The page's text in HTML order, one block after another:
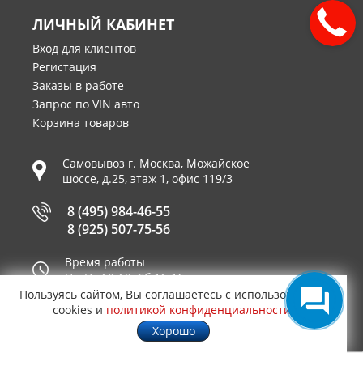
ЛИЧНЫЙ КАБИНЕТ
Вход для клиентов
Регистация
Заказы в работе
Запрос по VIN авто
Корзина товаров
Самовывоз г. Москва, Можайское
шоссе, д.25, этаж 1, офис 119/3
8 (495) 984-46-55
8 (925) 507-75-56
Время работы
Пн-Пт 10-19, Сб 11-16
Принимаем к оплате
Пользуясь сайтом, Вы соглашаетесь с использованием
cookies и политикой конфиденциальности
Хорошо